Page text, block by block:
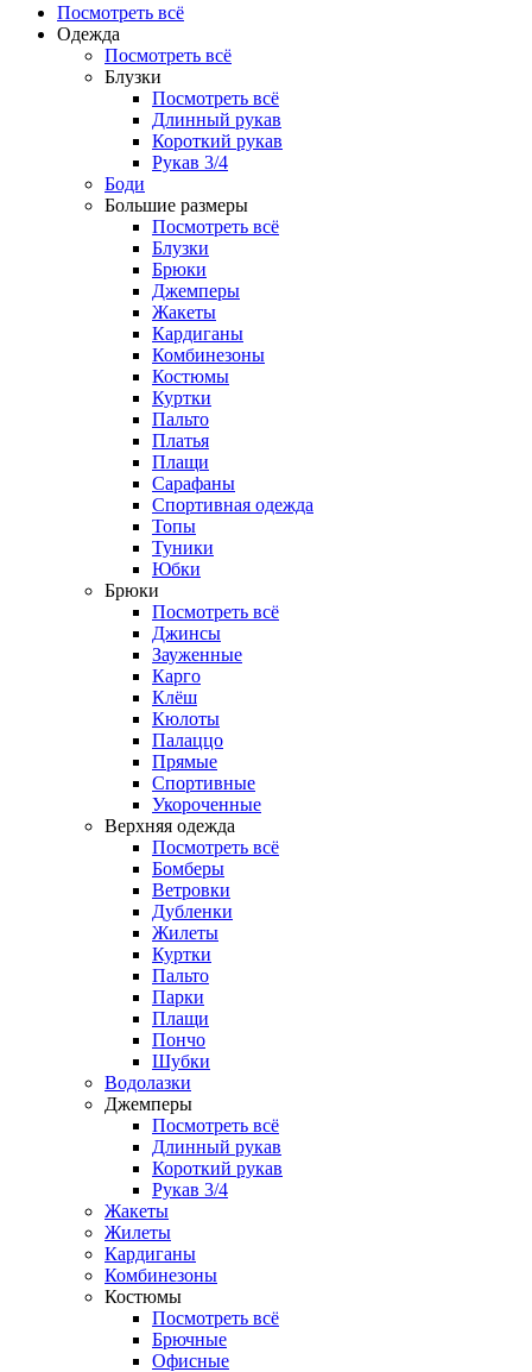
Посмотреть всё
Одежда
Посмотреть всё
Блузки
Посмотреть всё
Длинный рукав
Короткий рукав
Рукав 3/4
Боди
Большие размеры
Посмотреть всё
Блузки
Брюки
Джемперы
Жакеты
Кардиганы
Комбинезоны
Костюмы
Куртки
Пальто
Платья
Плащи
Сарафаны
Спортивная одежда
Топы
Туники
Юбки
Брюки
Посмотреть всё
Джинсы
Зауженные
Карго
Клёш
Кюлоты
Палаццо
Прямые
Спортивные
Укороченные
Верхняя одежда
Посмотреть всё
Бомберы
Ветровки
Дубленки
Жилеты
Куртки
Пальто
Парки
Плащи
Пончо
Шубки
Водолазки
Джемперы
Посмотреть всё
Длинный рукав
Короткий рукав
Рукав 3/4
Жакеты
Жилеты
Кардиганы
Комбинезоны
Костюмы
Посмотреть всё
Брючные
Офисные